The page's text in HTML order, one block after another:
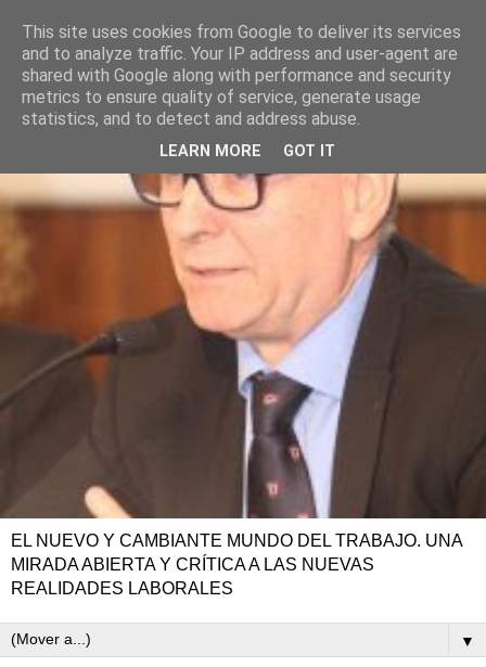
EL NUEVO Y CAMBIANTE MUNDO DEL TRABAJO. UNA
MIRADA ABIERTA Y CRÍTICA A LAS NUEVAS
REALIDADES LABORALES
▼
This site uses cookies from Google to deliver its services
and to analyze traffic. Your IP address and user-agent are
shared with Google along with performance and security
metrics to ensure quality of service, generate usage
statistics, and to detect and address abuse.
LEARN MORE GOT IT